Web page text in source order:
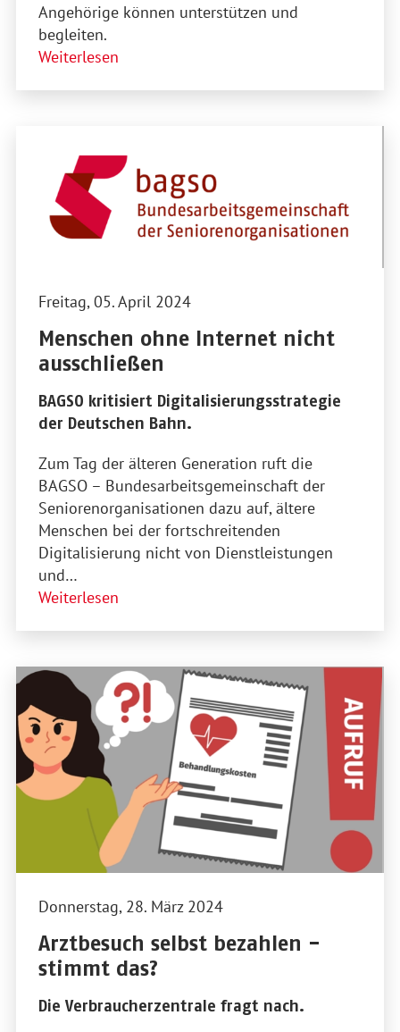
Angehörige können unterstützen und
begleiten.
Weiterlesen
Freitag, 05. April 2024
Menschen ohne Internet nicht
ausschließen
BAGSO kritisiert Digitalisierungsstrategie
der Deutschen Bahn.
Zum Tag der älteren Generation ruft die
BAGSO – Bundesarbeitsgemeinschaft der
Seniorenorganisationen dazu auf, ältere
Menschen bei der fortschreitenden
Digitalisierung nicht von Dienstleistungen
und…
Weiterlesen
Donnerstag, 28. März 2024
Arztbesuch selbst bezahlen -
stimmt das?
Die Verbraucherzentrale fragt nach.